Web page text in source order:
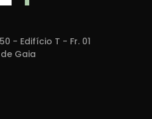
- Edifício T - Fr. 01
Gaia